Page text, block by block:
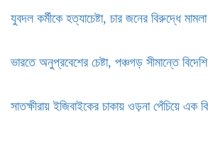
যুবদল কর্মীকে হত্যাচেষ্টা, চার জনের বিরুদ্ধে মামলা
ভারতে অনুপ্রবেশের চেষ্টা, পঞ্চগড় সীমান্তে
সাতক্ষীরায় ইজিবাইকের চাকায় ওড়না পেঁচিয়ে এক